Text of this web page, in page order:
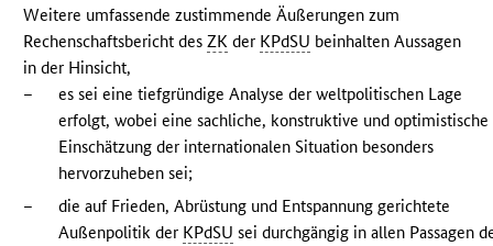
Weitere umfassende zustimmende Äußerungen zum
Rechenschaftsbericht desZK der KPdSU beinhalten Aussagen
in der Hinsicht,
–
es sei eine tiefgründige Analyse der weltpolitischen Lage
erfolgt, wobei eine sachliche, konstruktive und optimistische
Einschätzung der internationalen Situation besonders
hervorzuheben sei;
–
die auf Frieden, Abrüstung und Entspannung gerichtete
Außenpolitik der KPdSU sei durchgängig in allen Passagen